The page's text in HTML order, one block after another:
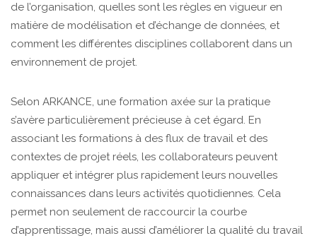
de l’organisation, quelles sont les règles en vigueur en
matière de modélisation et d’échange de données, et
comment les différentes disciplines collaborent dans un
environnement de projet.
Selon ARKANCE, une formation axée sur la pratique
s’avère particulièrement précieuse à cet égard. En
associant les formations à des flux de travail et des
contextes de projet réels, les collaborateurs peuvent
appliquer et intégrer plus rapidement leurs nouvelles
connaissances dans leurs activités quotidiennes. Cela
permet non seulement de raccourcir la courbe
d’apprentissage, mais aussi d’améliorer la qualité du travail